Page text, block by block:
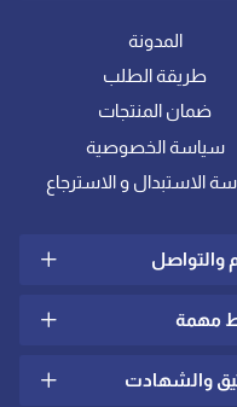
المدونة
طريقة الطلب
ضمان المنتجات
سياسة الخصوصية
الاستبدال و الاسترجاع
والتواصل
الشحن والتوصيلمهمة
ما هو اللباد؟
والشهادت